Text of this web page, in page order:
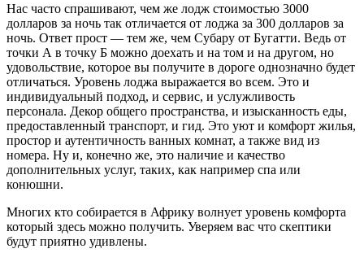
Нас часто спрашивают, чем же лодж стоимостью 3000
долларов за ночь так отличается от лоджа за 300 долларов за
ночь. Ответ прост — тем же, чем Субару от Бугатти. Ведь от
точки А в точку Б можно доехать и на том и на другом, но
удовольствие, которое вы получите в дороге однозначно будет
отличаться. Уровень лоджа выражается во всем. Это и
индивидуальный подход, и сервис, и услужливость
персонала. Декор общего пространства, и изысканность еды,
предоставленный транспорт, и гид. Это уют и комфорт жилья,
простор и аутентичность ванных комнат, а также вид из
номера. Ну и, конечно же, это наличие и качество
дополнительных услуг, таких, как например спа или
конюшни.
Многих кто собирается в Африку волнует уровень комфорта
который здесь можно получить. Уверяем вас что скептики
будут приятно удивлены.